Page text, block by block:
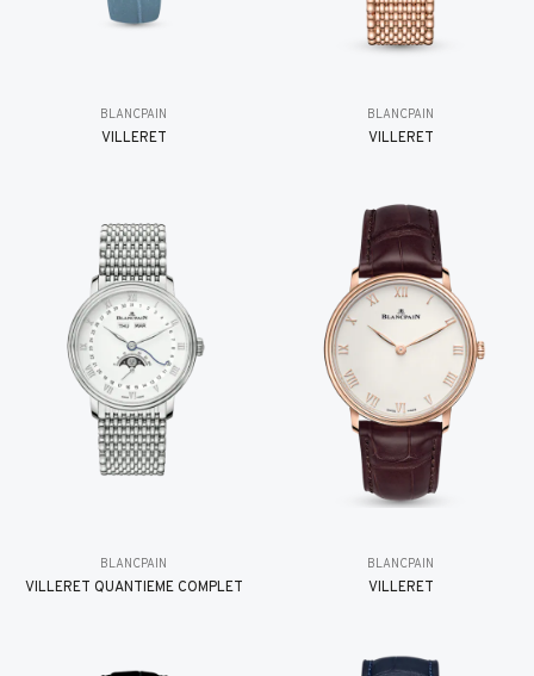
BLANCPAIN
VILLERET
BLANCPAIN
VILLERET
BLANCPAIN
VILLERET QUANTIÈME COMPLET
BLANCPAIN
VILLERET